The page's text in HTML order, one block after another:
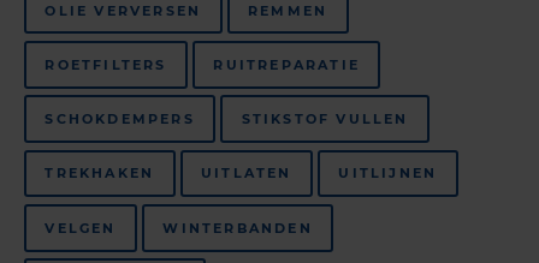
OLIE VERVERSEN REMMEN
ROETFILTERS RUITREPARATIE
SCHOKDEMPERS STIKSTOF VULLEN
TREKHAKEN UITLATEN UITLIJNEN
VELGEN WINTERBANDEN